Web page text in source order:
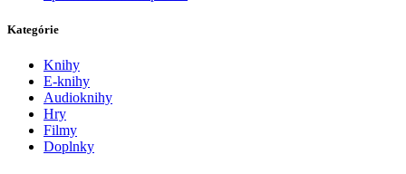
Kategórie
Knihy
E-knihy
Audioknihy
Hry
Filmy
Doplnky